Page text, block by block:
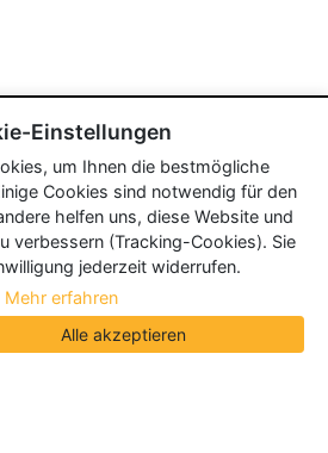
Einstellungen
um Ihnen die bestmögliche
Cookies sind notwendig für den
helfen uns, diese Website und
verbessern (Tracking-Cookies). Sie
jederzeit widerrufen.
Mehr erfahren
Alle akzeptieren